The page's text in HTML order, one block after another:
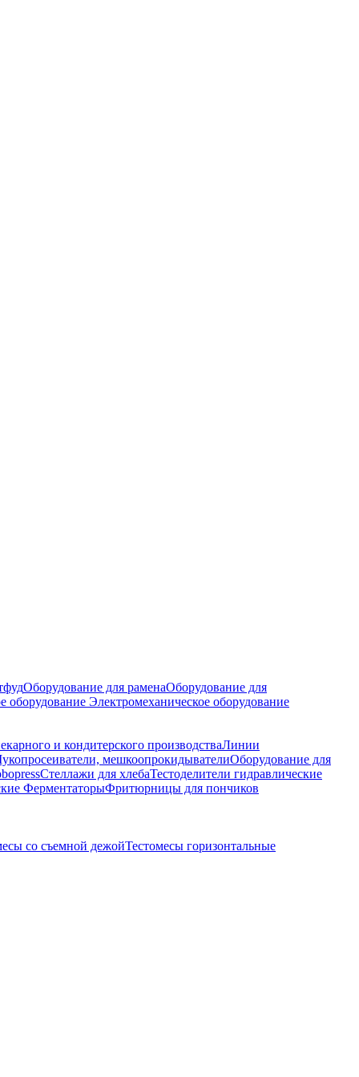
Оборудование для раменаОборудование для
оборудование Электромеханическое оборудование
и кондитерского производстваЛинии
мешкоопрокидывателиОборудование для
Стеллажи для хлебаТестоделители гидравлические
ФерментаторыФритюрницы для пончиков
со съемной дежойТестомесы горизонтальные